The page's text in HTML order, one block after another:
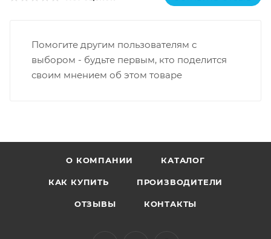
Помогите другим пользователям с
выбором - будьте первым, кто поделится
своим мнением об этом товаре
О КОМПАНИИ КАТАЛОГ
КАК КУПИТЬ ПРОИЗВОДИТЕЛИ
ОТЗЫВЫ КОНТАКТЫ